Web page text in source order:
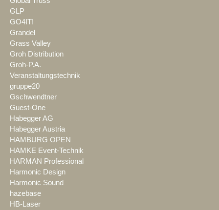
GLP
GO4IT!
Grandel
Grass Valley
Groh Distribution
Groh-P.A.
Veranstaltungstechnik
gruppe20
Gschwendtner
Guest-One
Habegger AG
Habegger Austria
HAMBURG OPEN
HAMKE Event-Technik
HARMAN Professional
Harmonic Design
Harmonic Sound
hazebase
HB-Laser